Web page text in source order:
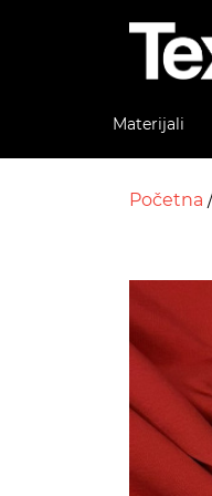
Materijali
Početna